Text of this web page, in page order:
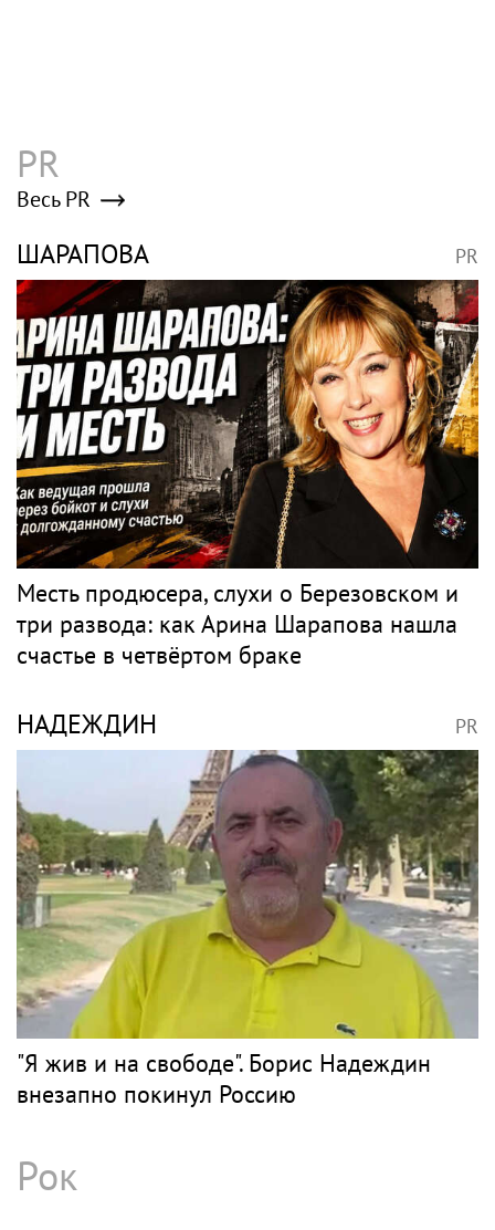
PR
Весь PR
ШАРАПОВА PR
Месть продюсера, слухи о Березовском и
три развода: как Арина Шарапова нашла
счастье в четвёртом браке
НАДЕЖДИН PR
"Я жив и на свободе". Борис Надеждин
внезапно покинул Россию
Рок